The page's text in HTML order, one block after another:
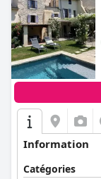
Information
Catégories